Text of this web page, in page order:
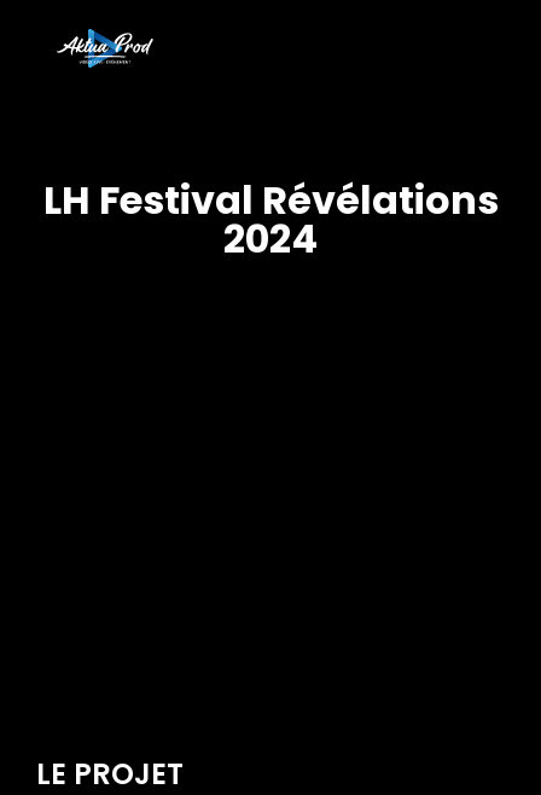
LH Festival Révélations
2024
LE PROJET